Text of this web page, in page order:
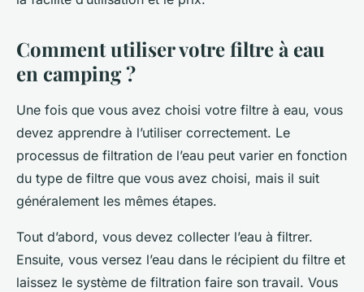
Comment utiliser votre filtre à eau
en camping ?
Une fois que vous avez choisi votre filtre à eau, vous
devez apprendre à l’utiliser correctement. Le
processus de filtration de l’eau peut varier en fonction
du type de filtre que vous avez choisi, mais il suit
généralement les mêmes étapes.
Tout d’abord, vous devez collecter l’eau à filtrer.
Ensuite, vous versez l’eau dans le récipient du filtre et
laissez le système de filtration faire son travail. Vous